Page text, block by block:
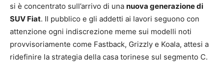
si è concentrato sull’arrivo di una nuova generazione di
SUV Fiat. Il pubblico e gli addetti ai lavori seguono con
attenzione ogni indiscrezione meme sui modelli noti
provvisoriamente come Fastback, Grizzly e Koala, attesi a
ridefinire la strategia della casa torinese sul segmento C.